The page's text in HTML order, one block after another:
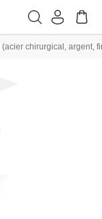
chirurgical, argent,